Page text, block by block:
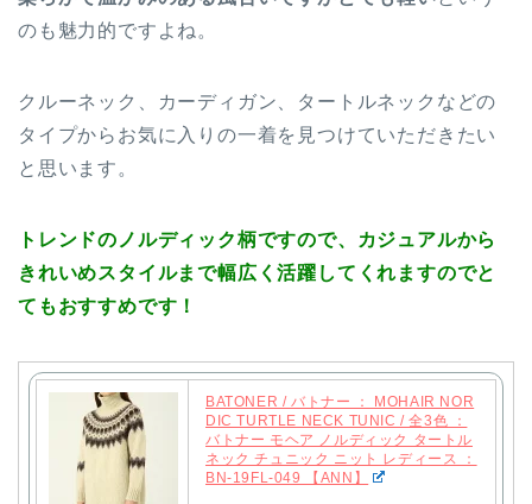
のも魅力的ですよね。
クルーネック、カーディガン、タートルネックなどの
タイプからお気に入りの一着を見つけていただきたい
と思います。
トレンドのノルディック柄ですので、カジュアルから
きれいめスタイルまで幅広く活躍してくれますのでと
てもおすすめです！
BATONER / バトナー ： MOHAIR NOR
DIC TURTLE NECK TUNIC / 全3色 ：
バトナー モヘア ノルディック タートル
ネック チュニック ニット レディース ：
BN-19FL-049 【ANN】